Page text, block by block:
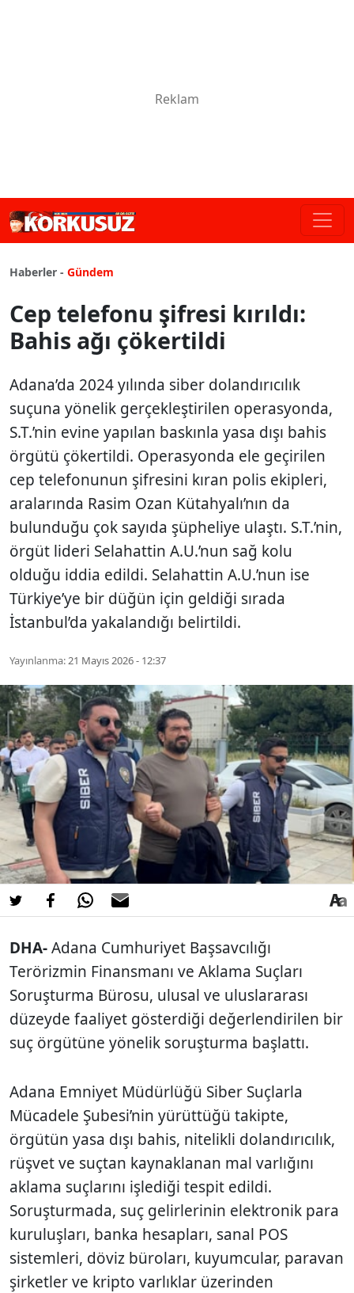
Haberler - Gündem
Cep telefonu şifresi kırıldı:
Bahis ağı çökertildi
Adana’da 2024 yılında siber dolandırıcılık
suçuna yönelik gerçekleştirilen operasyonda,
S.T.’nin evine yapılan baskınla yasa dışı bahis
örgütü çökertildi. Operasyonda ele geçirilen
cep telefonunun şifresini kıran polis ekipleri,
aralarında Rasim Ozan Kütahyalı’nın da
bulunduğu çok sayıda şüpheliye ulaştı. S.T.’nin,
örgüt lideri Selahattin A.U.’nun sağ kolu
olduğu iddia edildi. Selahattin A.U.’nun ise
Türkiye’ye bir düğün için geldiği sırada
İstanbul’da yakalandığı belirtildi.
Yayınlanma:21 Mayıs 2026 - 12:37
DHA-Adana Cumhuriyet Başsavcılığı
Terörizmin Finansmanı ve Aklama Suçları
Soruşturma Bürosu, ulusal ve uluslararası
düzeyde faaliyet gösterdiği değerlendirilen bir
suç örgütüne yönelik soruşturma başlattı.
Adana Emniyet Müdürlüğü Siber Suçlarla
Mücadele Şubesi’nin yürüttüğü takipte,
örgütün yasa dışı bahis, nitelikli dolandırıcılık,
rüşvet ve suçtan kaynaklanan mal varlığını
aklama suçlarını işlediği tespit edildi.
Soruşturmada, suç gelirlerinin elektronik para
kuruluşları, banka hesapları, sanal POS
sistemleri, döviz büroları, kuyumcular, paravan
şirketler ve kripto varlıklar üzerinden